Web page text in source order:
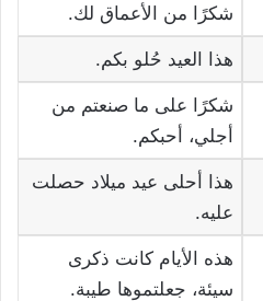
شكرًا من الأعماق لك.
هذا العيد حُلو بكم.
شكرًا على ما صنعتم من
أجلي، أحبكم.
هذا أحلى عيد ميلاد حصلت
عليه.
هذه الأيام كانت ذكرى
سيئة، جعلتموها طيبة.